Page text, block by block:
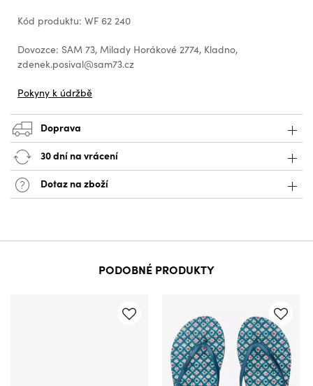
Kód produktu: WF 62 240
Dovozce: SAM 73, Milady Horákové 2774, Kladno,
zdenek.posival@sam73.cz
Pokyny k údržbě
Doprava
30 dní na vrácení
Dotaz na zboží
PODOBNÉ PRODUKTY